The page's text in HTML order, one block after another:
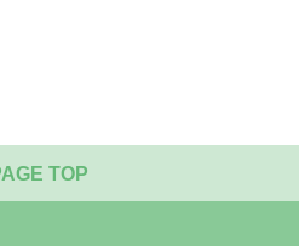
TOP